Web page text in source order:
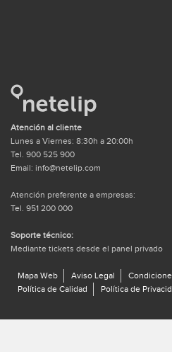
Atención al cliente
Lunes a Viernes: 8:30h a 20:00h
Tel. 900 525 900
Email: info@netelip.com
Atención preferente a empresas:
Tel. 951 200 000
Soporte técnico:
Mediante tickets desde el panel privado
Mapa Web Aviso Legal
Política de Calidad
Política de